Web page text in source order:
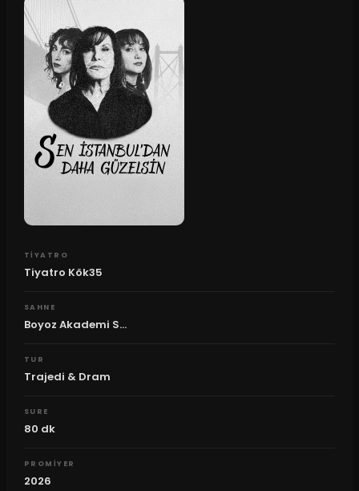
TIYATRO
Tiyatro Kök35
SAHNE
Boyoz Akademi S...
TUR
Trajedi & Dram
SURE
80 dk
PROMIYER
2026